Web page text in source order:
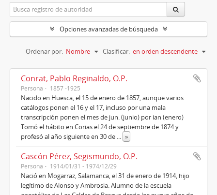
Opciones avanzadas de búsqueda
Ordenar por: Nombre Clasificar: en orden descendente
Conrat, Pablo Reginaldo, O.P.
Persona 1857 -1925
Nacido en Huesca, el 15 de enero de 1857, aunque varios
catálogos ponen el 16 y el 17, incluso por una mala
transcripción ponen el mes de jun. (junio) por ian (enero)
Tomó el hábito en Corias el 24 de septiembre de 1874 y
profesó al año siguiente en 30 de ... »
Cascón Pérez, Segismundo, O.P.
Persona 1914/01/31 - 1974/12/29
Nació en Mogarraz, Salamanca, el 31 de enero de 1914, hijo
legítimo de Alonso y Ambrosia. Alumno de la escuela